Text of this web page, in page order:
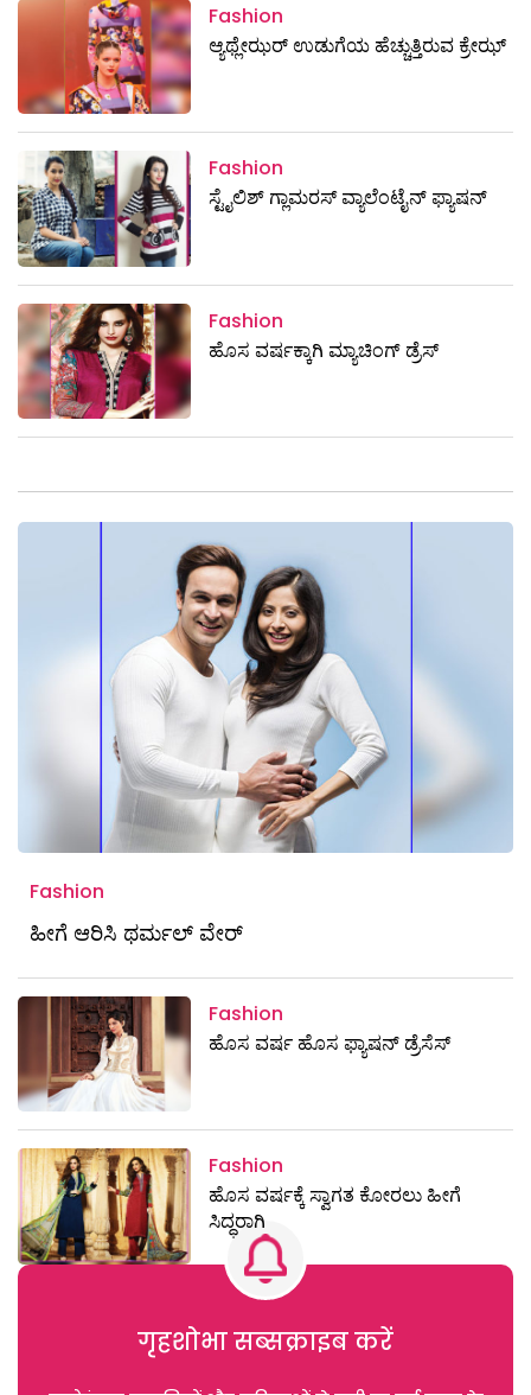
Fashion
ಆ್ಯಥ್ಲೇಝರ್‌ ಉಡುಗೆಯ ಹೆಚ್ಚುತ್ತಿರುವ ಕ್ರೇಝ್
Fashion
ಸ್ಟೈಲಿಶ್‌ ಗ್ಲಾಮರಸ್‌ ವ್ಯಾಲೆಂಟೈನ್‌ ಫ್ಯಾಷನ್‌
Fashion
ಹೊಸ ವರ್ಷಕ್ಕಾಗಿ ಮ್ಯಾಚಿಂಗ್‌ ಡ್ರೆಸ್‌
Fashion
ಹೀಗೆ ಆರಿಸಿ ಥರ್ಮಲ್ ವೇರ್‌
Fashion
ಹೊಸ ವರ್ಷ ಹೊಸ ಫ್ಯಾಷನ್‌ ಡ್ರೆಸೆಸ್
Fashion
ಹೊಸ ವರ್ಷಕ್ಕೆ ಸ್ವಾಗತ ಕೋರಲು ಹೀಗೆ
ಸಿದ್ಧರಾಗಿ
गृहशोभा सब्सक्राइब करें